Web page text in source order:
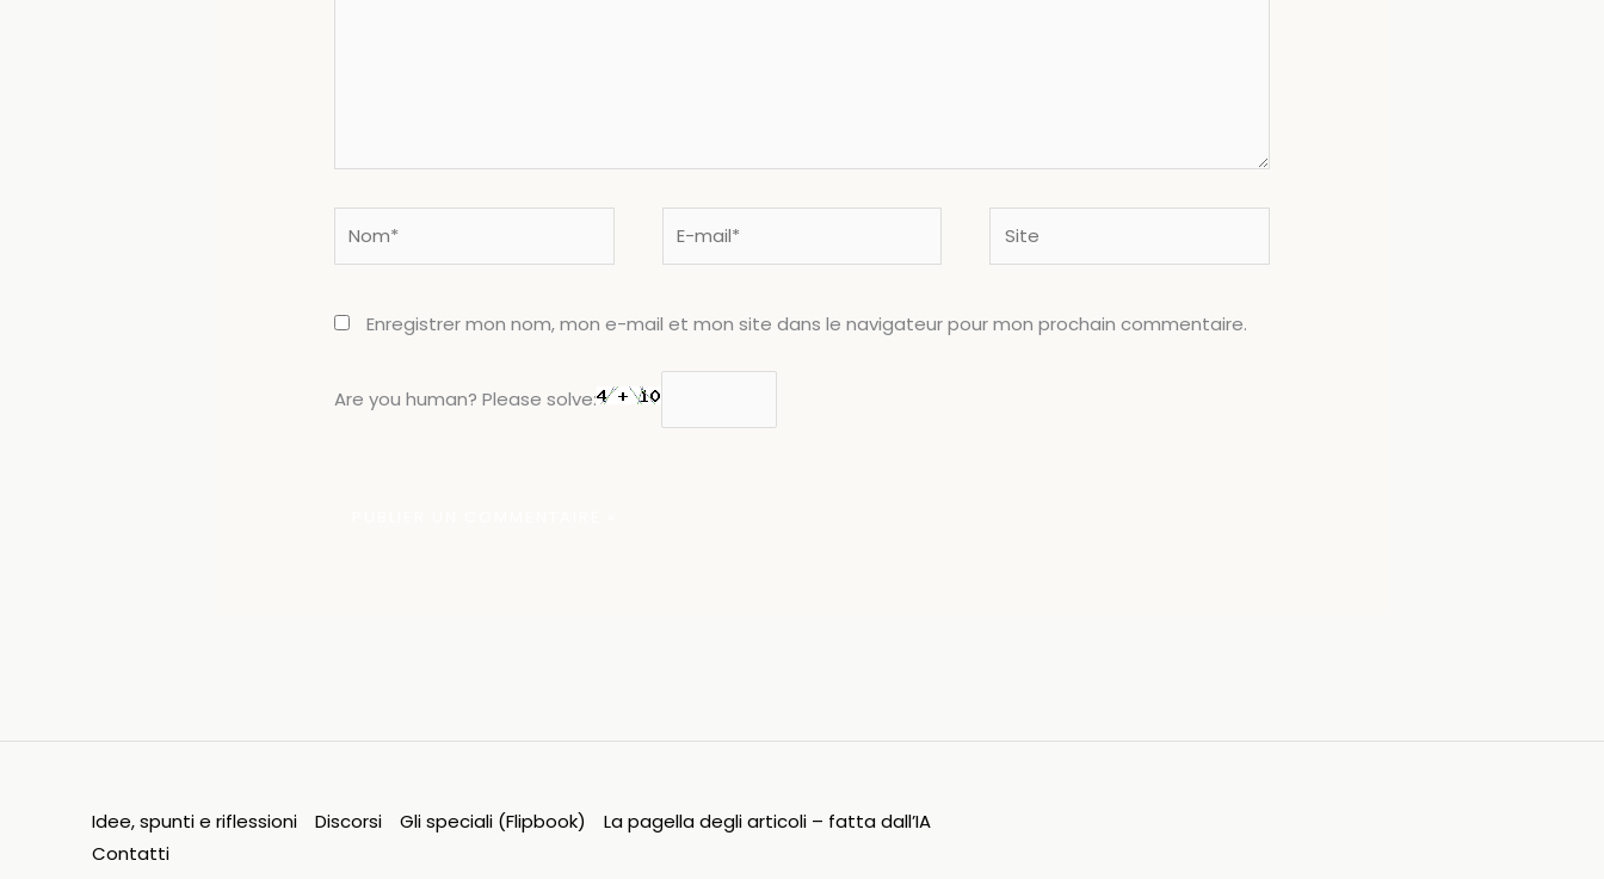
Enregistrer mon nom, mon e-mail et mon site dans le navigateur pour mon prochain commentaire.
Are you human? Please solve:
Idee, spunti e riflessioni Discorsi Gli speciali (Flipbook)
La pagella degli articoli – fatta dall’IA
Contatti